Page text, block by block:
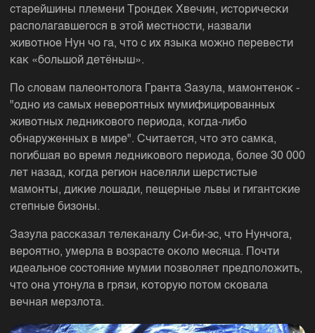
старейшины племени Трондек Хвечин, исторически
располагавшегося в этой местности, назвали
животное Нун чо га, что с их языка можно перевести
как «большой детёныш».
По словам палеонтолога Гранта Зазула, мамонтенок -
"одно из самых невероятных мумифицированных
животных ледникового периода, когда-либо
обнаруженных в мире". Считается, что это самка,
погибшая во время ледникового периода, более 30 000
лет назад, когда регион населяли шерстистые
мамонты, дикие лошади, пещерные львы и гигантские
степные бизоны.
Зазула рассказал телеканалу Си-би-эс, что Нунчога,
вероятно, умерла в возрасте около месяца. Почти
идеальное состояние мумии позволяет предположить,
что она утонула в грязи, которую потом сковала
вечная мерзлота.